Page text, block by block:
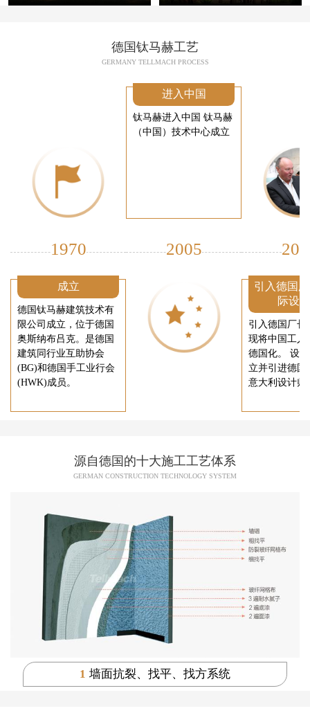
德国钛马赫工艺
GERMANY TELLMACH PROCESS
成立
德国钛马赫建筑技术有
限公司成立，位于德国
奥斯纳布吕克。是德国
建筑同行业互助协会
(BG)和德国手工业行会
(HWK)成员。
1970
进入中国
钛马赫进入中国 钛马赫
（中国）技术中心成立
2005
引入德国
际设
引入德国厂长
现将中国工人
德国化。 设
立并引进德国
意大利设计师
源自德国的十大施工工艺体系
GERMAN CONSTRUCTION TECHNOLOGY SYSTEM
1 墙面抗裂、找平、找方系统